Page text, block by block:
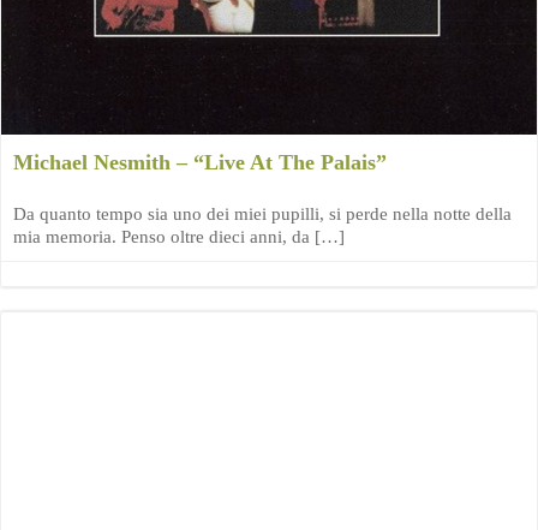
Michael Nesmith – “Live At The Palais”
Da quanto tempo sia uno dei miei pupilli, si perde nella notte della
mia memoria. Penso oltre dieci anni, da […]